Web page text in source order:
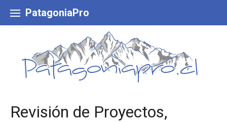
content
PatagoniaPro
Revisión de Proyectos,